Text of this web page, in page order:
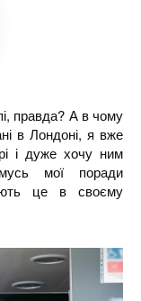
правда? А в чому
в Лондоні, я вже
і дуже хочу ним
мої поради
це в своєму